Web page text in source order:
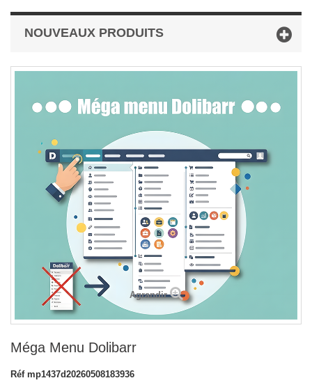
NOUVEAUX PRODUITS
Agrandir
Méga Menu Dolibarr
Réf mp1437d20260508183936